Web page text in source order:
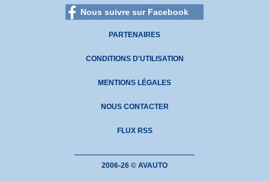
Nous suivre sur Facebook
PARTENAIRES
CONDITIONS D'UTILISATION
MENTIONS LÉGALES
NOUS CONTACTER
FLUX RSS
2006-26 © AVAUTO